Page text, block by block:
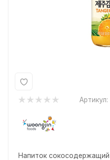
Артикул:
Напиток